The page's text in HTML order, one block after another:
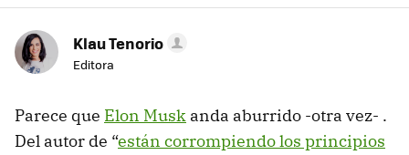
Klau Tenorio
Editora
Parece que Elon Musk anda aburrido -otra vez- .
Del autor de “están corrompiendo los principios